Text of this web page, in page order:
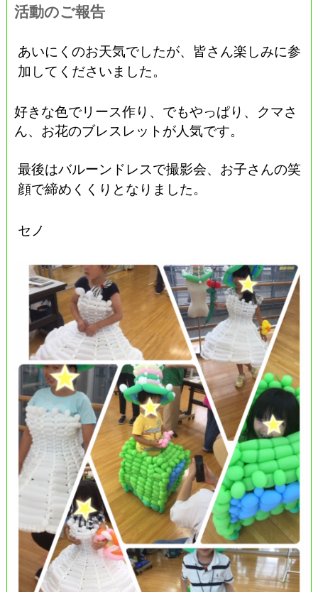
活動のご報告
あいにくのお天気でしたが、皆さん楽しみに参
加してくださいました。
好きな色でリース作り、でもやっぱり、クマさ
ん、お花のブレスレットが人気です。
最後はバルーンドレスで撮影会、お子さんの笑
顔で締めくくりとなりました。
セノ